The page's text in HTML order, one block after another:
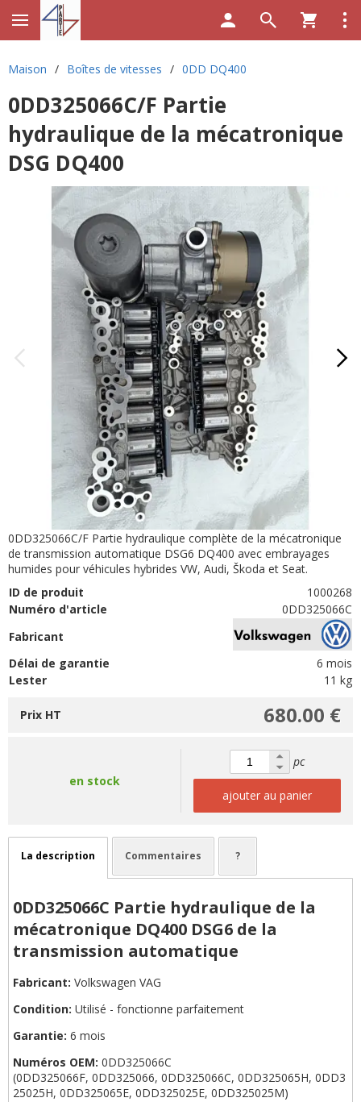
Maison / Boîtes de vitesses / 0DD DQ400
0DD325066C/F Partie
hydraulique de la mécatronique
DSG DQ400
0DD325066C/F Partie hydraulique complète de la mécatronique
de transmission automatique DSG6 DQ400 avec embrayages
humides pour véhicules hybrides VW, Audi, Škoda et Seat.
ID de produit
1000268
Numéro d'article
0DD325066C
Fabricant
Délai de garantie
6 mois
Lester
11 kg
680.00 €
Prix HT
en stock
pc
ajouter au panier
La description Commentaires ?
0DD325066C Partie hydraulique de la
mécatronique DQ400 DSG6 de la
transmission automatique
Fabricant: Volkswagen VAG
Condition: Utilisé - fonctionne parfaitement
Garantie: 6 mois
Numéros OEM: 0DD325066C
(0DD325066F, 0DD325066, 0DD325066C, 0DD325065H, 0DD3
25025H, 0DD325065E, 0DD325025E, 0DD325025M)